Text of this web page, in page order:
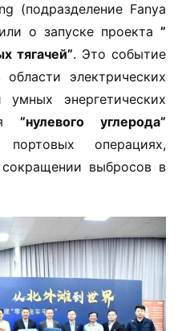
(подразделение Fanya
о запуске проекта
​”
тягачей”​​. Это событие
электрических
умных энергетических
​”нулевого углерода”
операциях,
выбросов в